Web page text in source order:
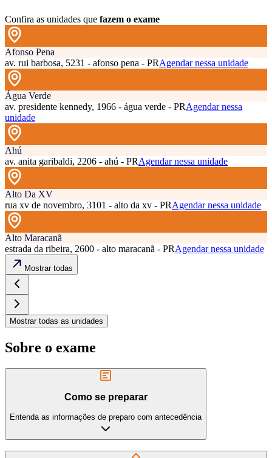
Confira as unidades que fazem o exame
Afonso Pena
av. rui barbosa, 5231 - afonso pena - PRAgendar nessa unidade
Água Verde
av. presidente kennedy, 1966 - água verde - PRAgendar nessa
unidade
Ahú
av. anita garibaldi, 2206 - ahú - PRAgendar nessa unidade
Alto Da XV
rua xv de novembro, 3101 - alto da xv - PRAgendar nessa unidade
Alto Maracanã
estrada da ribeira, 2600 - alto maracanã - PRAgendar nessa unidade
Mostrar todas
Mostrar todas as unidades
Sobre o exame
Como se preparar
Entenda as informações de preparo com antecedência